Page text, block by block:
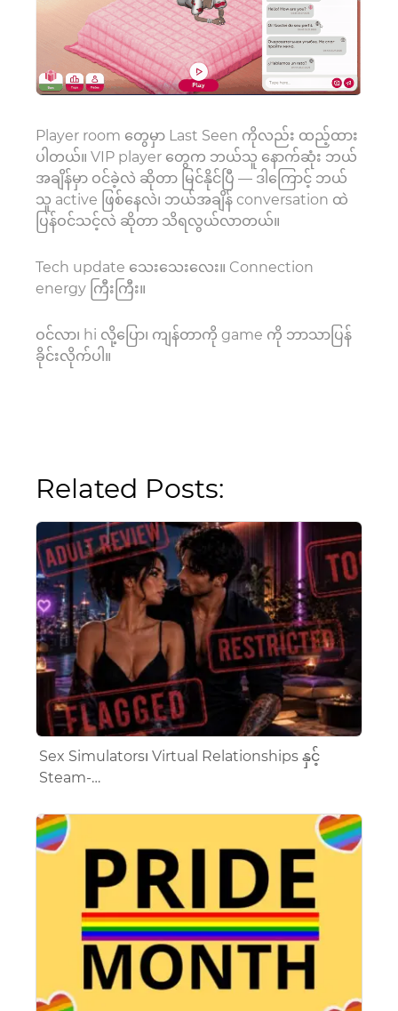
Player room တွေမှာ Last Seen ကိုလည်း ထည့်ထား
ပါတယ်။ VIP player တွေက ဘယ်သူ နောက်ဆုံး ဘယ်
အချိန်မှာ ဝင်ခဲ့လဲ ဆိုတာ မြင်နိုင်ပြီ — ဒါကြောင့် ဘယ်
သူ active ဖြစ်နေလဲ၊ ဘယ်အချိန် conversation ထဲ
ပြန်ဝင်သင့်လဲ ဆိုတာ သိရလွယ်လာတယ်။
Tech update သေးသေးလေး။ Connection
energy ကြီးကြီး။
ဝင်လာ၊ hi လို့ပြော၊ ကျန်တာကို game ကို ဘာသာပြန်
ခိုင်းလိုက်ပါ။
Related Posts:
Sex Simulators၊ Virtual Relationships နှင့်
Steam-…